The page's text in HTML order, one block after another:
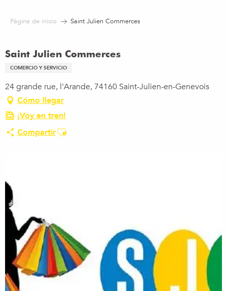
Página de inicio Saint Julien Commerces
Saint Julien Commerces
COMERCIO Y SERVICIO
24 grande rue, l'Arande, 74160 Saint-Julien-en-Genevois
Cómo llegar
¡Voy en tren!
CompartirAjouter aux favoris